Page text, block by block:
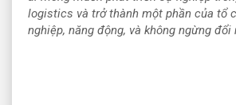
logistics và trở thành một phần của tổ
nghiệp, năng động, và không ngừng đổi